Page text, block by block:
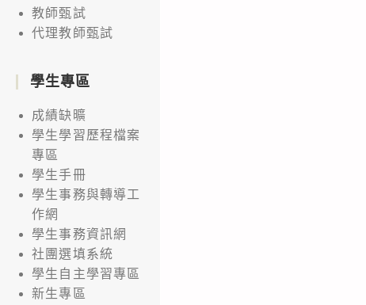
教師甄試
代理教師甄試
學生專區
成績缺曠
學生學習歷程檔案
專區
學生手冊
學生事務與轉導工
作網
學生事務資訊網
社團選填系統
學生自主學習專區
新生專區